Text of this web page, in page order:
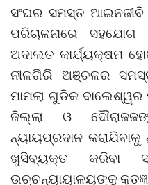
ସଂଘର ସମସ୍ତ
ପରିଚାଳନାରେ
ଅଦାଲତ କାର୍ଯ୍ୟକ୍ଷମ
ନୀଳଗିରି ଅଞ୍ଚଳର
ମାମଲା ଗୁଡିକ
ଜିଲ୍ଲା ଓ
ନ୍ୟାୟପ୍ରଦାନ
ଖୁସିବ୍ୟକ୍ତ କରିବା
ଉଚ୍ଚନ୍ୟାୟାଳୟଙ୍କୁ